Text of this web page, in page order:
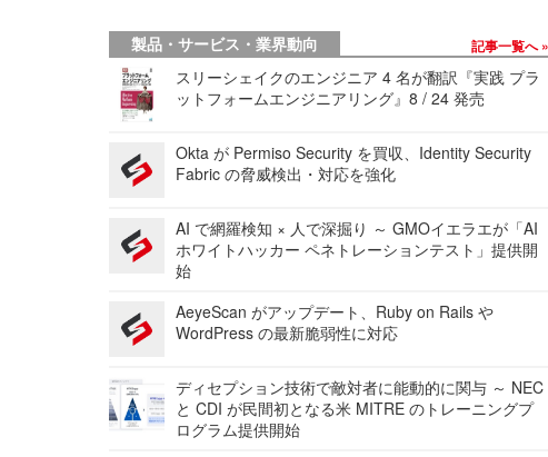
製品・サービス・業界動向 記事一覧へ
スリーシェイクのエンジニア 4 名が翻訳『実践 プラ
ットフォームエンジニアリング』8 / 24 発売
Okta が Permiso Security を買収、Identity Security
Fabric の脅威検出・対応を強化
AI で網羅検知 × 人で深掘り ～ GMOイエラエが「AI
ホワイトハッカー ペネトレーションテスト」提供開
始
AeyeScan がアップデート、Ruby on Rails や
WordPress の最新脆弱性に対応
ディセプション技術で敵対者に能動的に関与 ～ NEC
と CDI が民間初となる米 MITRE のトレーニングプ
ログラム提供開始